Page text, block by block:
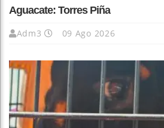
Aguacate: Torres Piña
Adm3 09 Ago 2026